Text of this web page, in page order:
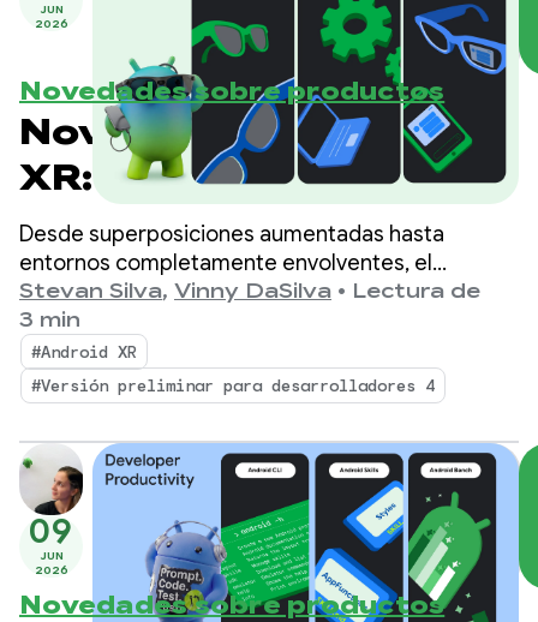
JUN
2026
Novedades sobre productos
Novedades en Android
XR: Herramientas,
compatibilidad con el
motor y
actualizaciones del
ecosistema
Desde superposiciones aumentadas hasta
entornos completamente envolventes, el
ecosistema de Android XR se expande
rápidamente, y el Samsung Galaxy XR ya está
disponible.
Stevan Silva, Vinny DaSilva • Lectura de
3 min
#Android XR
#Versión preliminar para desarrolladores 4
09
JUN
2026
Novedades sobre productos